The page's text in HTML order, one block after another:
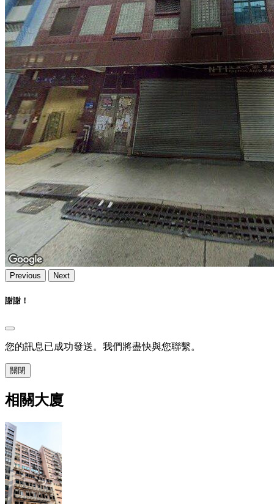
Previous Next
謝謝！
您的訊息已成功發送。我們將盡快與您聯繫。
關閉
相關大廈